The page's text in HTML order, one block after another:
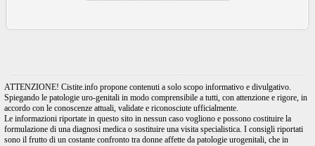
ATTENZIONE! Cistite.info propone contenuti a solo scopo informativo e divulgativo.
Spiegando le patologie uro-genitali in modo comprensibile a tutti, con attenzione e rigore, in
accordo con le conoscenze attuali, validate e riconosciute ufficialmente.
Le informazioni riportate in questo sito in nessun caso vogliono e possono costituire la
formulazione di una diagnosi medica o sostituire una visita specialistica. I consigli riportati
sono il frutto di un costante confronto tra donne affette da patologie urogenitali, che in